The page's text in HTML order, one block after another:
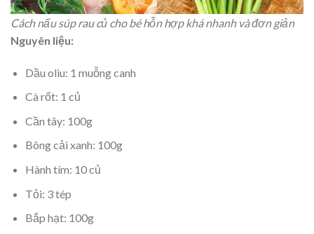
Cách nấu súp rau củ cho bé hỗn hợp khá nhanh và đơn giản
Nguyên liệu:
Dầu oliu: 1 muỗng canh
Cà rốt: 1 củ
Cần tây: 100g
Bông cải xanh: 100g
Hành tím: 10 củ
Tỏi: 3 tép
Bắp hạt: 100g